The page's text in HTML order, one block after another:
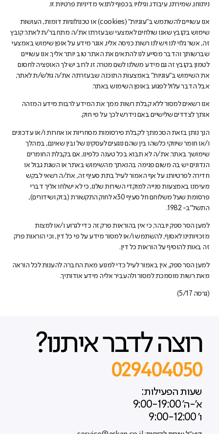
ניתוחו, שמירתו, עיבודו, וגילויו בכפוף לתנאי מדיניות פרטיות זו.
אנו עשויים להשתמש ב"עוגיות" (cookies) או טכנולוגיות דומות, העושות
שימוש בקובץ שאנו שולחים לאמצעי שבעזרתו את/ה מתחבר/ת לאתר. קובץ
זה, אשר גלוי לנו ויש לנו רשות כניסה אליו, אוגר מידע על אופן שימוש באמצעי
שברשותך והדבר מסייע לנו להתאים את האתר טוב יותר אליך. אנו עשויים
לטמון בקובץ זה גם מידע משלנו לשם מטרה זו. לרוב יש לך האופציה לחסום
את השימוש ב"עוגיות" באמצעות התוכנה שבעזרתה את/ה גולש/ת לאתר,
אבל הדבר עלול לפגוע באופן השימוש באתר.
אנו רשאים למסור ללא קבלת רשות ממך את המידע לרבות מידע המזהה
אותך לצדדים שלישיים באם נידרש לכך על פי חוק.
הנך נותן בזאת הסכמתך לקבלת פירסומות מסחריות או אחרות ו/או עדכונים
ו/או חומר שיווקי כלשהו בין שהם נוגעים לעסקינו של ובין שאינם, במהלך
שימושך באתר. את/ה לא תבוא בכל טענה כלפינו, אם בקבלת החומרים
הנדונים יש בה משום פגימה בהנאתך מהשימוש באתר או השגת גבול או
חדירה לפרטיותו. על אף האמור לעיל בתת סעיף זה, את/ה רשאי לבקש
מעימנו באמצעות פנייה למוקדי השירות שלנו, כי לא ישלחו אליך דברי
פרסומת שעל משלוחם חל סעיף 30א לחוק התקשורת (בזק ושידורים),
התשל"ב- 1982.
למען הסר ספק יובהר, כי אין בהוראות פרק זה כדי לגרוע ו/או למצות
מזכויותינו לאסוף, להשתמש ו/או למסור מידע על פי כל דין, וכי הוראות פרק
זה באות להוסיף על הוראות כל דין.
למען הסר ספק, אין באמור לעיל כדי למנוע מאת החברה להענות לכל הוראה
מאת רשות מוסמכת למסור ולהעביר אליה מידע אודותיך.
(גרסה 5/17)
רוצה לדבר איתנו?
029404050
שעות הפעילות:
א'-ה' 9:00-19:00
ו' 9:00-12:00